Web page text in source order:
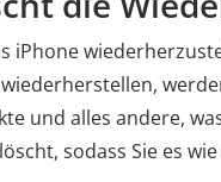
iPhone
und alles andere,
sodass Sie es